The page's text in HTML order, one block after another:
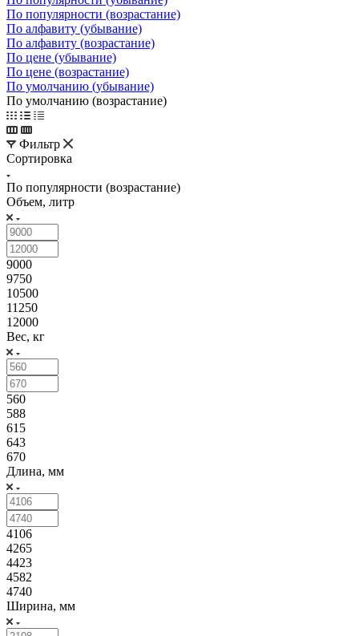
По популярности (возрастание)
По алфавиту (убывание)
По алфавиту (возрастание)
По цене (убывание)
По цене (возрастание)
По умолчанию (убывание)
По умолчанию (возрастание)
Фильтр
Сортировка
По популярности (возрастание)
Объем, литр
9000
9750
10500
11250
12000
Вес, кг
560
588
615
643
670
Длина, мм
4106
4265
4423
4582
4740
Ширина, мм